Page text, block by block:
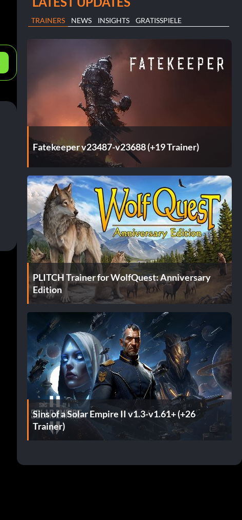
TRAINERS NEWS INSIGHTS GRATISSPIELE
Fatekeeper v23487-v23688 (+19 Trainer)
PLITCH Trainer for WolfQuest: Anniversary
Edition
Sins of a Solar Empire II v1.3-v1.61+ (+26
Trainer)